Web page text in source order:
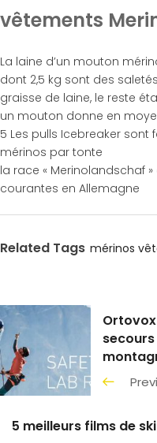
vêtements
La laine d’un mouton
dont 2,5 kg sont des
graisse de laine, le reste
un mouton donne en
5 Les pulls Icebreaker
mérinos par tonte
la race « Merinolandschaf
courantes en Allemagne
Related Tags mérinos
5 meilleurs films de